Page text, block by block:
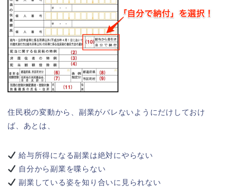
住民税の変動から、副業がバレないようにだけしておけ
ば、あとは、
給与所得になる副業は絶対にやらない
自分から副業を喋らない
副業している姿を知り合いに見られない